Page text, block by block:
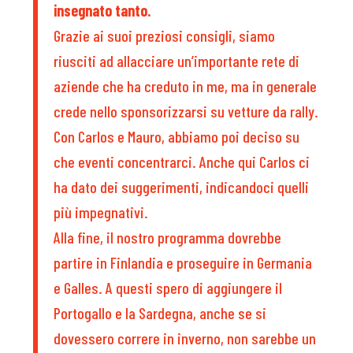
insegnato tanto.
Grazie ai suoi preziosi consigli, siamo
riusciti ad allacciare un’importante rete di
aziende che ha creduto in me, ma in generale
crede nello sponsorizzarsi su vetture da rally.
Con Carlos e Mauro, abbiamo poi deciso su
che eventi concentrarci. Anche qui Carlos ci
ha dato dei suggerimenti, indicandoci quelli
più impegnativi.
Alla fine, il nostro programma dovrebbe
partire in Finlandia e proseguire in Germania
e Galles. A questi spero di aggiungere il
Portogallo e la Sardegna, anche se si
dovessero correre in inverno, non sarebbe un